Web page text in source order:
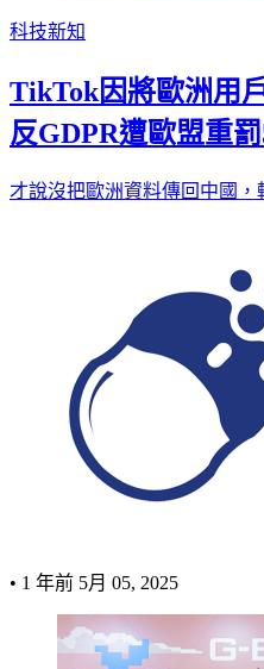
科技新知
TikTok因將歐洲用
反GDPR遭歐盟重
才說沒把歐洲資料傳回中國，
• 1 年前 5月 05, 2025